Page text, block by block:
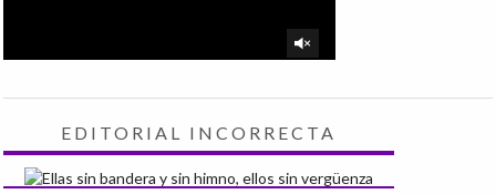
EDITORIAL INCORRECTA